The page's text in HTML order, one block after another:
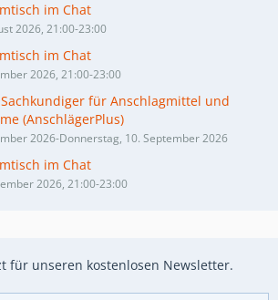
im Chat
2026, 21:00-23:00
im Chat
2026, 21:00-23:00
für Anschlagmittel und
(AnschlägerPlus)
2026-Donnerstag, 10. September 2026
im Chat
2026, 21:00-23:00
für unseren kostenlosen Newsletter.